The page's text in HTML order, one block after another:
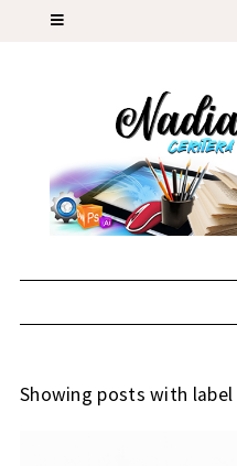
Showing posts with label